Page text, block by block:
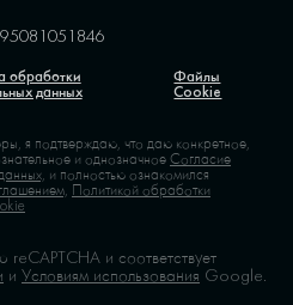
обработки
данных
Файлы
Cookie
я подтверждаю, что даю конкретное,
и однозначноеСогласие
и полностью ознакомился
Политикой обработки
и соответствует
и Условиям использования Google.